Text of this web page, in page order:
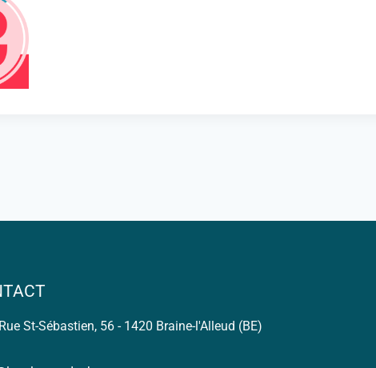
Rue St-Sébastien, 56 - 1420 Braine-l'Alleud (BE)